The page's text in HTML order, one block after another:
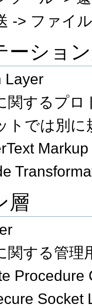
-> ファイ
ーショ
Layer
関するプロ
トでは別に
層
関する管理
Procedure
Socket